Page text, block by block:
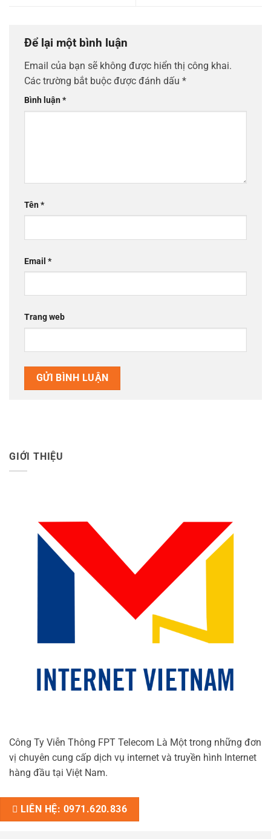
Để lại một bình luận
Email của bạn sẽ không được hiển thị công khai.
Các trường bắt buộc được đánh dấu *
Bình luận*
Tên*
Email *
Trang web
GIỚI THIỆU
Công Ty Viễn Thông FPT Telecom Là Một trong những đơn
vị chuyên cung cấp dịch vụ internet và truyền hình Internet
hàng đầu tại Việt Nam.
LIÊN HỆ: 0971.620.836